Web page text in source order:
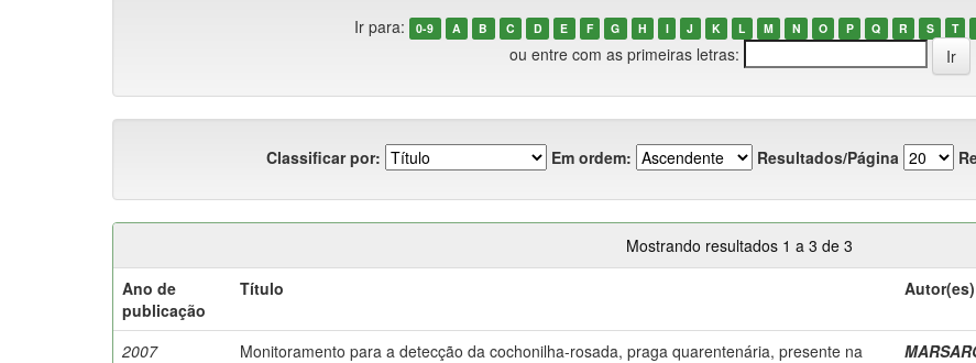
Ir para: 0-9 A B C D E F G H I J K L M N O P Q R S T
ou entre com as primeiras letras:
Classificar por: Em ordem: Resultados/Página
Mostrando resultados 1 a 3 de 3
Ano de
publicação
Título Autor(es)
2007
Monitoramento para a detecção da cochonilha-rosada, praga quarentenária, presente na